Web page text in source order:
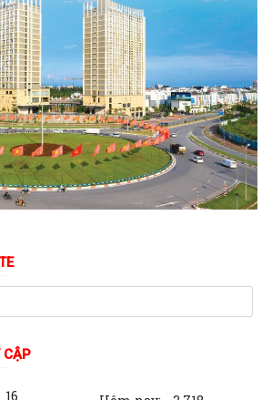
HỎI, TẶNG QUÀ GIA ĐÌNH CHÍNH SÁCH,
27/7
NGHĨA TRANG LIỆT SĨ NHÂN KỶ NIỆM 79
LIỆT SĨ 27/7
THÔNG BÁO THỜI GIAN TỔ CHỨC HỘI
HỘ KINH DOANH,...
CHỨC GIAO BAN TỔ DÂN PHỐ SAU SẮP XẾP,
NGÔ QUYỀN THÔNG BÁO KẾT QUẢ KỲ
KỲ 2026 - 2031
TRUYỀN VẬN ĐỘNG TỔ CHỨC, CÁ NHÂN
Ngô Quyền: Phân bổ bổ sung hơn 38 tỷ
CẬP
16